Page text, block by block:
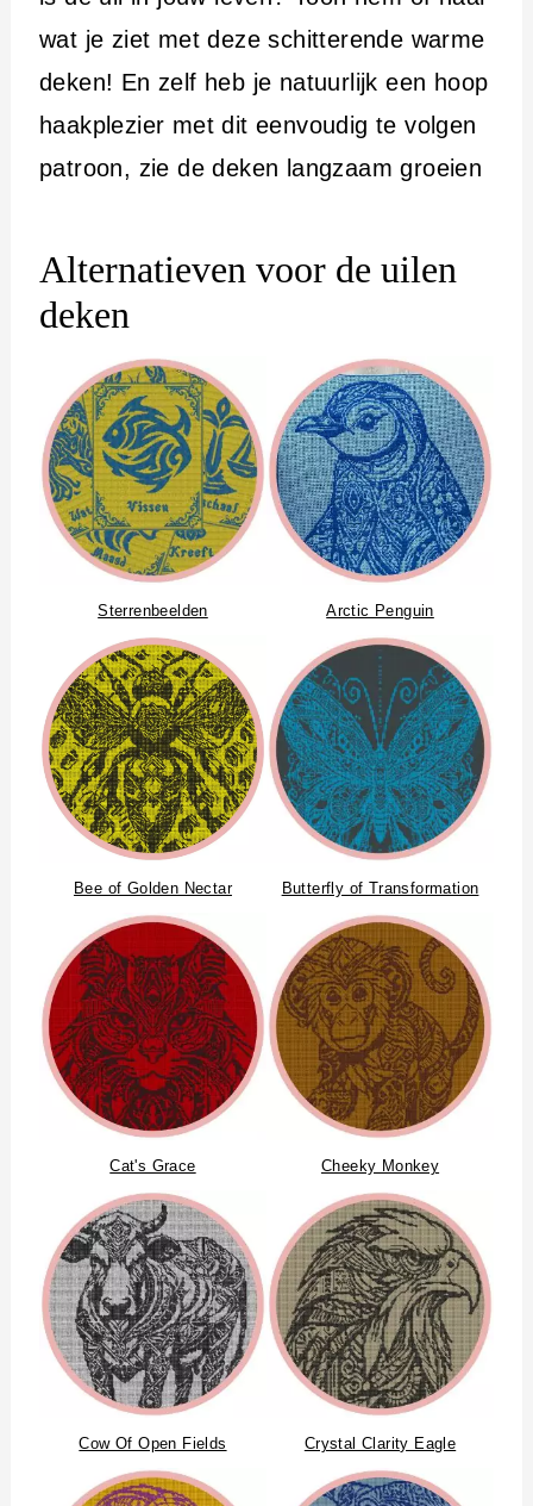
wat je ziet met deze schitterende warme
deken! En zelf heb je natuurlijk een hoop
haakplezier met dit eenvoudig te volgen
patroon, zie de deken langzaam groeien
Alternatieven voor de uilen
deken
Sterrenbeelden Arctic Penguin
Bee of Golden Nectar Butterfly of Transformation
Cat's Grace Cheeky Monkey
Cow Of Open Fields Crystal Clarity Eagle